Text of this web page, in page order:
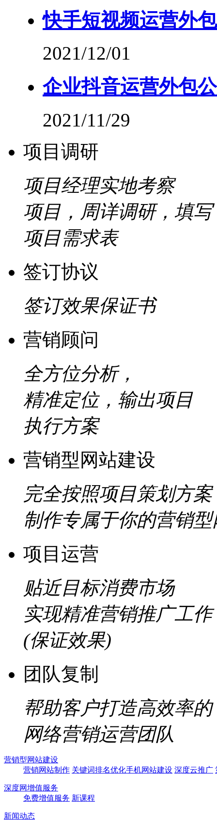
快手短视频运营外
2021/12/01
企业抖音运营外包
2021/11/29
项目调研
项目经理实地考察
项目，周详调研，填写
项目需求表
签订协议
签订效果保证书
营销顾问
全方位分析，
精准定位，输出项目
执行方案
营销型网站建设
完全按照项目策划方案
制作专属于你的营销
项目运营
贴近目标消费市场
实现精准营销推广工作
(保证效果)
团队复制
帮助客户打造高效率的
网络营销运营团队
营销型网站建设
营销网站制作 关键词排名优化手机网站建设 深度云推广
深度网增值服务
免费增值服务 新课程
新闻动态